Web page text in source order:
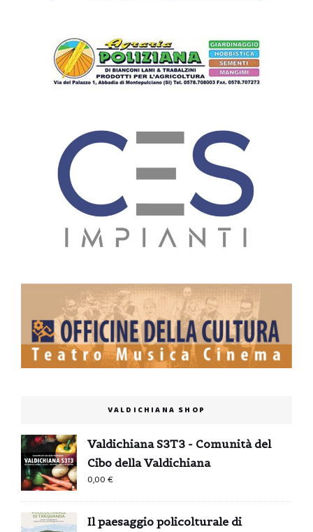
VALDICHIANA SHOP
Valdichiana S3T3 - Comunità del
Cibo della Valdichiana
0,00€
Il paesaggio policolturale di